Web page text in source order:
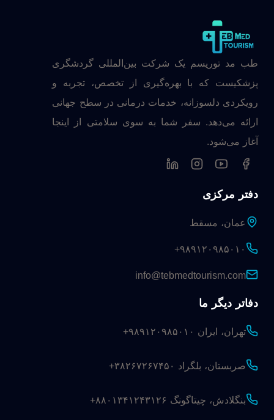
طب مد توریسم یک شرکت بین‌المللی گردشگری
پزشکیست که با بهره‌گیری از تخصص، تجربه و
رویکردی دلسوزانه، خدمات درمانی در سطح جهانی
ارائه می‌دهد. سفر شما به سوی سلامتی از اینجا
آغاز می‌شود.
دفتر مرکزی
عمان، مسقط
+۹۸۹۱۲۰۹۸۵۰۱۰
info@tebmedtourism.com
دفاتر دیگر ما
تهران، ایران +۹۸۹۱۲۰۹۸۵۰۱۰
صربستان، بلگراد +۳۸۲۶۷۲۶۷۴۵۰
بنگلادش، چیتاگونگ +۸۸۰۱۳۴۱۲۴۳۱۲۶